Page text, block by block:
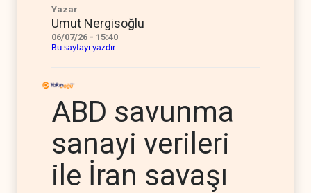
Yazar
Umut Nergisoğlu
06/07/26 - 15:40
Bu sayfayı yazdır
ABD savunma
sanayi verileri
ile İran savaşı